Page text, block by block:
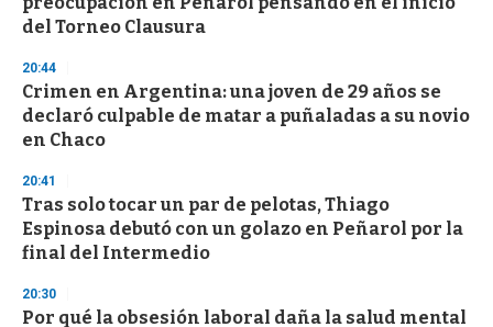
del Torneo Clausura
20:44
Crimen en Argentina: una joven de 29 años se
declaró culpable de matar a puñaladas a su novio
en Chaco
20:41
Tras solo tocar un par de pelotas, Thiago
Espinosa debutó con un golazo en Peñarol por la
final del Intermedio
20:30
Por qué la obsesión laboral daña la salud mental